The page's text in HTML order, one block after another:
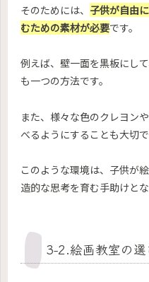
そのためには、 子供が自由
むための素材が必要です。
例えば、壁一面を黒板にし
も一つの方法です。
また、様々な色のクレヨン
べるようにすることも大切で
このような環境は、子供が
造的な思考を育む手助けとな
3-2.絵画教室の選